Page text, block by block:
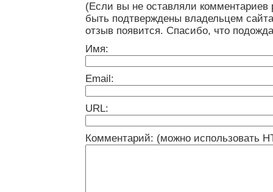
(Если вы не оставляли
быть подтверждены владельцем
отзыв появится. Спасибо, что
Имя:
Email:
URL:
Комментарий: (можно использовать